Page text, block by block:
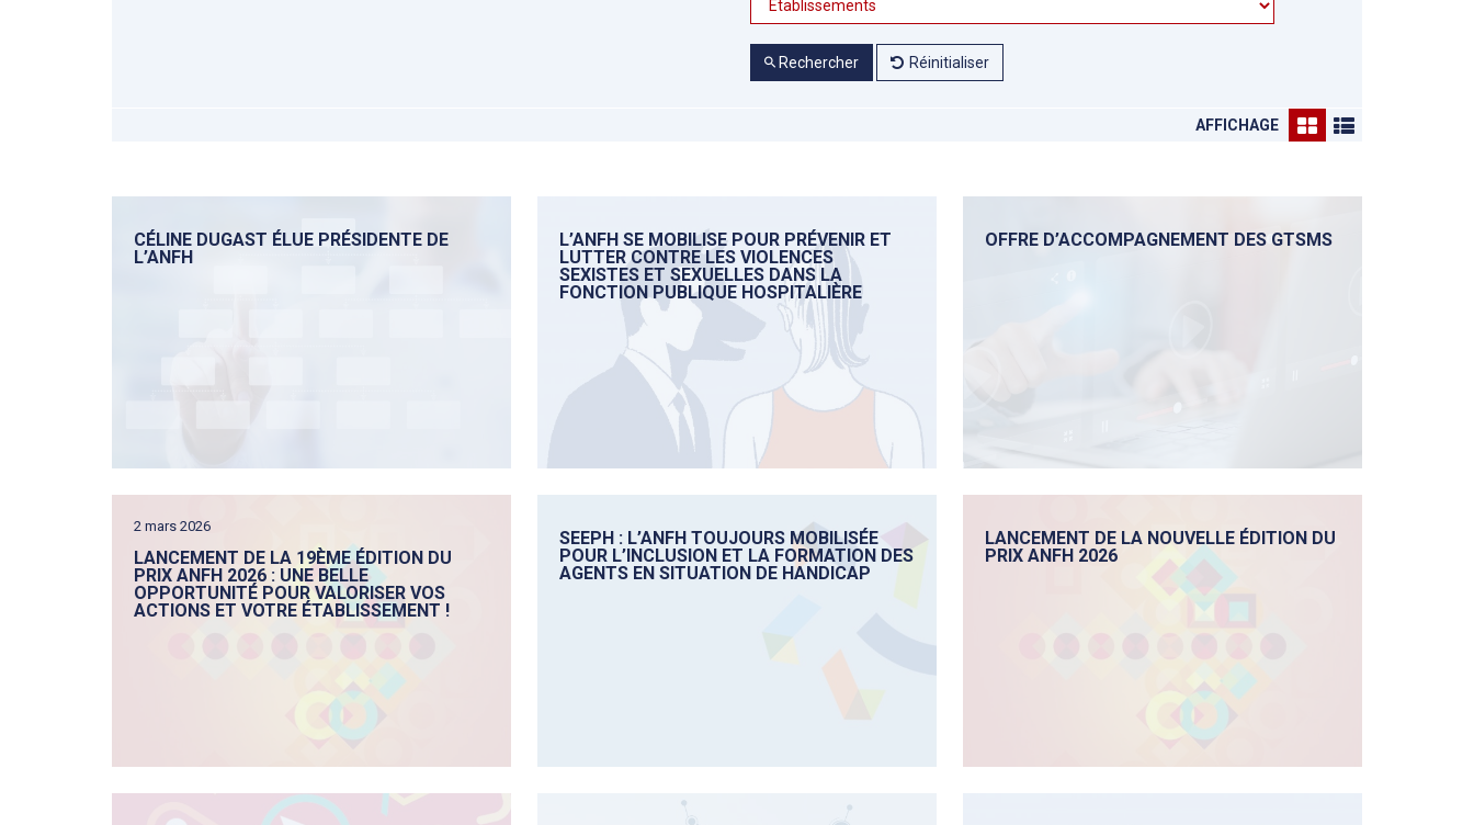
Rechercher Réinitialiser
AFFICHAGE
CÉLINE DUGAST ÉLUE PRÉSIDENTE DE
L’ANFH
L’ANFH SE MOBILISE POUR PRÉVENIR ET
LUTTER CONTRE LES VIOLENCES
SEXISTES ET SEXUELLES DANS LA
FONCTION PUBLIQUE HOSPITALIÈRE
OFFRE D’ACCOMPAGNEMENT DES GTSMS
2 mars 2026
LANCEMENT DE LA 19ÈME ÉDITION DU
PRIX ANFH 2026 : UNE BELLE
OPPORTUNITÉ POUR VALORISER VOS
ACTIONS ET VOTRE ÉTABLISSEMENT !
SEEPH : L’ANFH TOUJOURS MOBILISÉE
POUR L’INCLUSION ET LA FORMATION DES
AGENTS EN SITUATION DE HANDICAP
LANCEMENT DE LA NOUVELLE ÉDITION DU
PRIX ANFH 2026